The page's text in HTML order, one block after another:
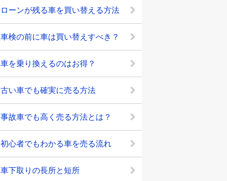
ローンが残る車を買い替える方法
車検の前に車は買い替えすべき？
車を乗り換えるのはお得？
古い車でも確実に売る方法
事故車でも高く売る方法とは？
初心者でもわかる車を売る流れ
車下取りの長所と短所